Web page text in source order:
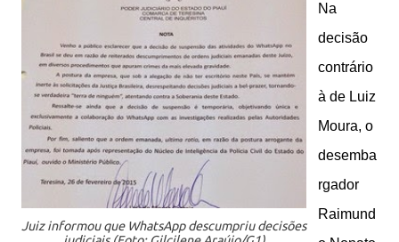
Juiz informou que WhatsApp descumpriu decisões
Na
decisão
contrário
à de Luiz
Moura, o
desemba
rgador
Raimund